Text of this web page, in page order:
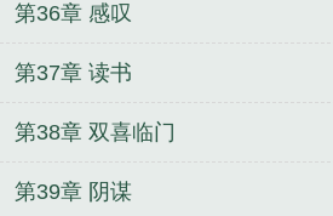
第36章 感叹
第37章 读书
第38章 双喜临门
第39章 阴谋